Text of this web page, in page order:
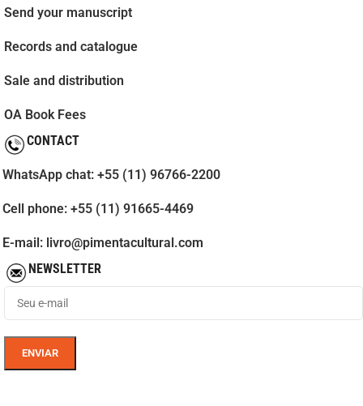
Send your manuscript
Records and catalogue
Sale and distribution
OA Book Fees
CONTACT
WhatsApp chat: +55 (11) 96766-2200
Cell phone: +55 (11) 91665-4469
E-mail: livro@pimentacultural.com
NEWSLETTER